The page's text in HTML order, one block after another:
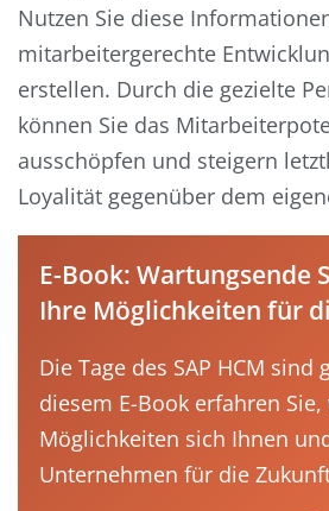
Nutzen Sie diese
mitarbeitergerechte
erstellen. Durch die gezielte
können Sie das
ausschöpfen und steigern
Loyalität gegenüber dem
E-Book: Wartungsende
Ihre Möglichkeiten für
Die Tage des SAP HCM sind
diesem E-Book erfahren
Möglichkeiten sich Ihnen
Unternehmen für die